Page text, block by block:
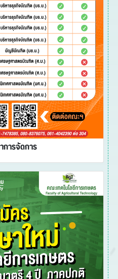
ารจัดการ